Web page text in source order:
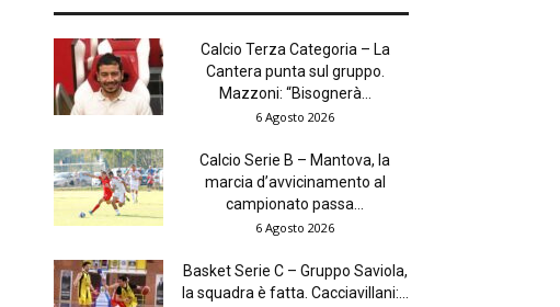
Calcio Terza Categoria – La
Cantera punta sul gruppo.
Mazzoni: “Bisognerà...
6 Agosto 2026
Calcio Serie B – Mantova, la
marcia d’avvicinamento al
campionato passa...
6 Agosto 2026
Basket Serie C – Gruppo Saviola,
la squadra è fatta. Cacciavillani:...